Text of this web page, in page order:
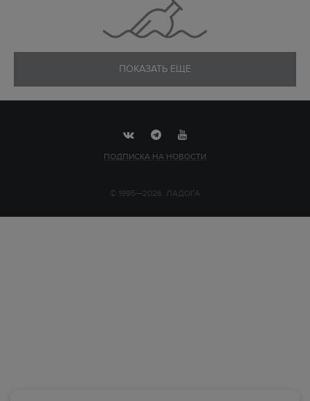
ПОКАЗАТЬ ЕЩЕ
ПОДПИСКА НА НОВОСТИ
© 1995—2026, ЛАДОГА